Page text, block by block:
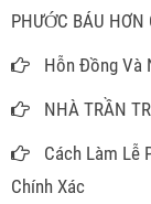
PHƯỚC BÁU HƠN
Hỗn Đồng Và
NHÀ TRẦN
Cách Làm Lễ
Chính Xác